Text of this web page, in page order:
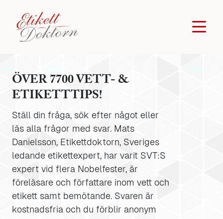
ÖVER 7700 VETT- &
ETIKETTTIPS!
Ställ din fråga, sök efter något eller
läs alla frågor med svar. Mats
Danielsson, Etikettdoktorn, Sveriges
ledande etikettexpert, har varit SVT:S
expert vid flera Nobelfester, är
föreläsare och författare inom vett och
etikett samt bemötande. Svaren är
kostnadsfria och du förblir anonym